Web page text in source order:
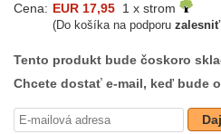
Cena: EUR 17,95 1 x strom
(Do košíka na podporu zalesniť
Tento produkt bude čoskoro
Chcete dostať e-mail, keď bude